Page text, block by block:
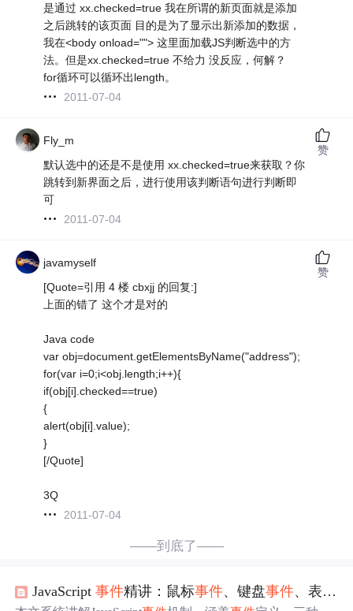
是通过 xx.checked=true 我在所谓的新页面就是添加
之后跳转的该页面 目的是为了显示出新添加的数据，
我在<body onload=""> 这里面加载JS判断选中的方
法。但是xx.checked=true 不给力 没反应，何解？
for循环可以循环出length。
2011-07-04
Fly_m
默认选中的还是不是使用 xx.checked=true来获取？你
跳转到新界面之后，进行使用该判断语句进行判断即
可
2011-07-04
赞
javamyself
[Quote=引用 4 楼 cbxjj 的回复:]
上面的错了 这个才是对的
Java code
var obj=document.getElementsByName("address");
for(var i=0;i<obj.length;i++){
if(obj[i].checked==true)
{
alert(obj[i].value);
}
[/Quote]
3Q
2011-07-04
赞
——到底了——
JavaScript事件精讲：鼠标事件、键盘事件、表单